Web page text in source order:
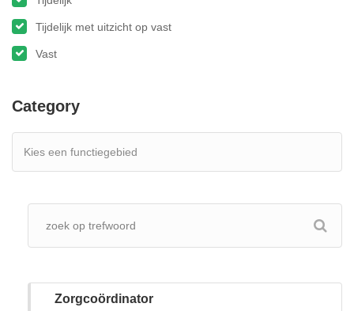
Tijdelijk met uitzicht op vast
Vast
Category
Zorgcoördinator